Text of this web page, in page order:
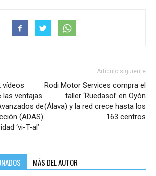
vídeos
las ventajas
de
(ADAS)
‘vi-T-al’
Artículo siguiente
Rodi Motor Services compra el
taller ‘Ruedasol’ en Oyón
(Álava) y la red crece hasta los
163 centros
MÁS DEL AUTOR